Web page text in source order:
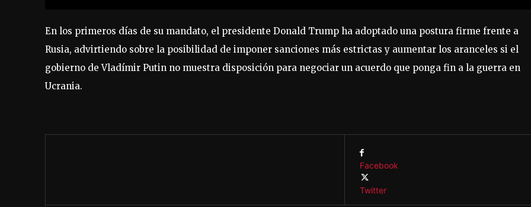
En los primeros días de su mandato, el presidente Donald Trump ha adoptado una postura firme frente a
Rusia, advirtiendo sobre la posibilidad de imponer sanciones más estrictas y aumentar los aranceles si el
gobierno de Vladímir Putin no muestra disposición para negociar un acuerdo que ponga fin a la guerra en
Ucrania.
Facebook
Twitter